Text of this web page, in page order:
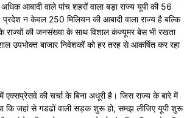
आबादी वाले पांच शहरों वाला बड़ा राज्य यूपी की 56
न केवल 250 मिलियन की आबादी वाला राज्य है बल्कि
की जनसंख्या के साथ विशाल कंज्यूमर बेस भी रखता
उपभोक्त बाजार निवेशकों को हर तरह से आकर्षित कर रहा
एक्सप्रेसवे की चर्चा के बिना अधूरी है। जिस राज्य के बारे में
कि जहां से गडढों वाली सड़क शुरू हो, समझ लीजिए यूपी शुरू